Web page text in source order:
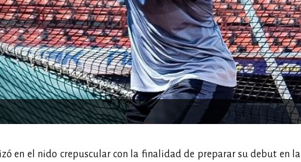
en el nido crepuscular con la finalidad de preparar su debut en la